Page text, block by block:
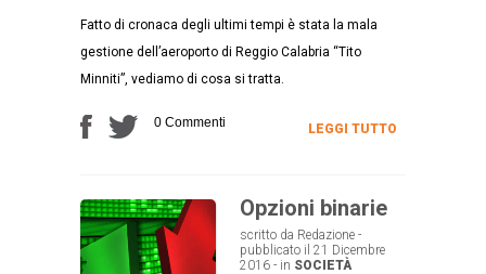
Fatto di cronaca degli ultimi tempi è stata la mala
gestione dell’aeroporto di Reggio Calabria “Tito
Minniti”, vediamo di cosa si tratta.
0 Commenti LEGGI TUTTO
Opzioni binarie
scritto da Redazione -
pubblicato il 21 Dicembre
2016 - in SOCIETÀ